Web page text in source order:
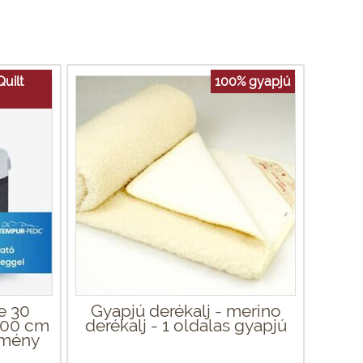
30
cm
100% gyapjú
Gyapjú derékalj - merino
derékalj - 1 oldalas gyapjú